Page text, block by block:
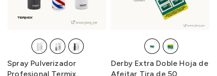
Spray Pulverizador
Profesional Termix
Derby Extra Doble Hoja de
Afeitar Tira de 50